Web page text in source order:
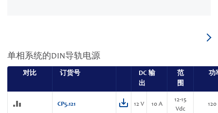
单相系统的DIN导轨电源
对比 订货号
DC 输
出
范
围
功
CP5.121 12 V 10 A
12-15
Vdc
120